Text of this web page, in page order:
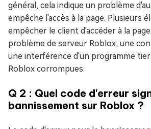
général, cela indique un problème
empêche l'accès à la page. Plusieurs
empêcher le client d'accéder à la
problème de serveur Roblox, une
une interférence d'un programme
Roblox corrompues.
Q 2 : Quel code d'erreur
bannissement sur Roblox ?